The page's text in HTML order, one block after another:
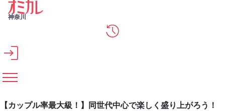
メインコンテンツへスキップ
神奈川
【カップル率最大級！】同世代中心で楽しく盛り上がろう！